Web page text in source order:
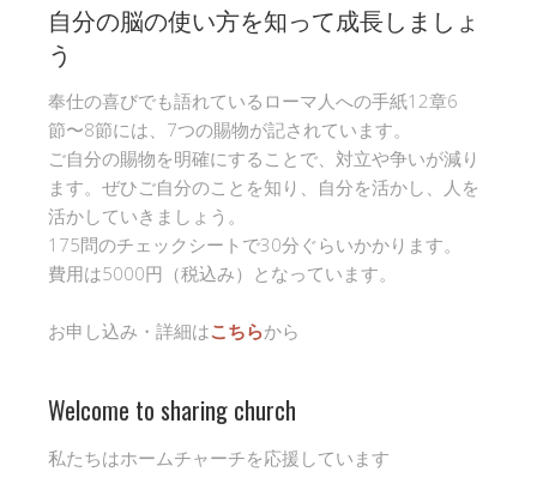
自分の脳の使い方を知って成長しましょ
う
奉仕の喜びでも語れているローマ人への手紙12章6
節〜8節には、7つの賜物が記されています。
ご自分の賜物を明確にすることで、対立や争いが減り
ます。ぜひご自分のことを知り、自分を活かし、人を
活かしていきましょう。
175問のチェックシートで30分ぐらいかかります。
費用は5000円（税込み）となっています。
お申し込み・詳細はこちらから
Welcome to sharing church
私たちはホームチャーチを応援しています